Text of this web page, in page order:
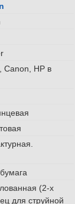
Canon, HP в
(2-х
для струйной